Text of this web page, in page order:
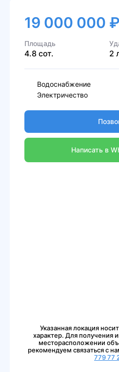
19 000 000 ₽
Площадь
4.8 сот. 2
Водоснабжение
Электричество
Написать в
Указанная локация
характер. Для получения
месторасположении
рекомендуем связаться с
779 77